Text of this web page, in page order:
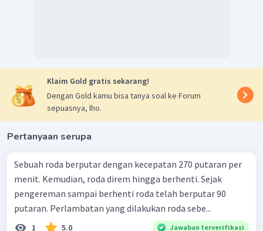
Klaim Gold gratis sekarang!
Dengan Gold kamu bisa tanya soal ke Forum
sepuasnya, lho.
Pertanyaan serupa
Sebuah roda berputar dengan kecepatan 270 putaran per
menit. Kemudian, roda direm hingga berhenti. Sejak
pengereman sampai berhenti roda telah berputar 90
putaran. Perlambatan yang dilakukan roda sebe...
1 5.0 Jawaban terverifikasi